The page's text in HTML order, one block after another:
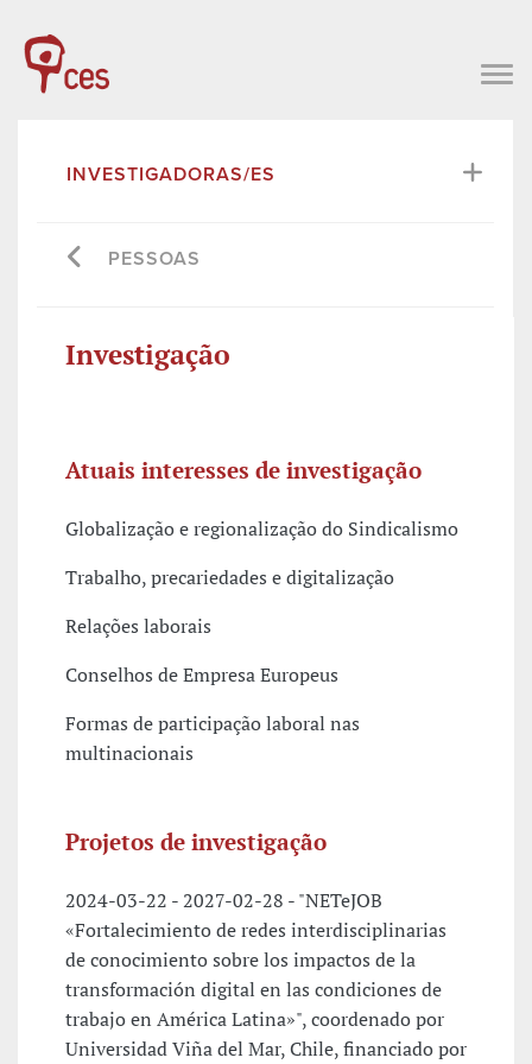
INVESTIGADORAS/ES
PESSOAS
Investigação
Atuais interesses de investigação
Globalização e regionalização do Sindicalismo
Trabalho, precariedades e digitalização
Relações laborais
Conselhos de Empresa Europeus
Formas de participação laboral nas
multinacionais
Projetos de investigação
2024-03-22 - 2027-02-28 - "NETeJOB
«Fortalecimiento de redes interdisciplinarias
de conocimiento sobre los impactos de la
transformación digital en las condiciones de
trabajo en América Latina»", coordenado por
Universidad Viña del Mar, Chile, financiado por